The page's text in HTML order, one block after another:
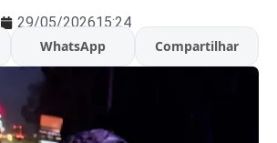
29/05/202615:24
WhatsApp Compartilhar